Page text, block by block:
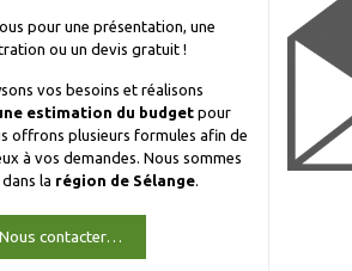
pour une présentation, une
ou un devis gratuit !
vos besoins et réalisons
estimation du budgetpour
offrons plusieurs formules afin de
à vos demandes. Nous sommes
la région de Sélange.
Nous contacter…